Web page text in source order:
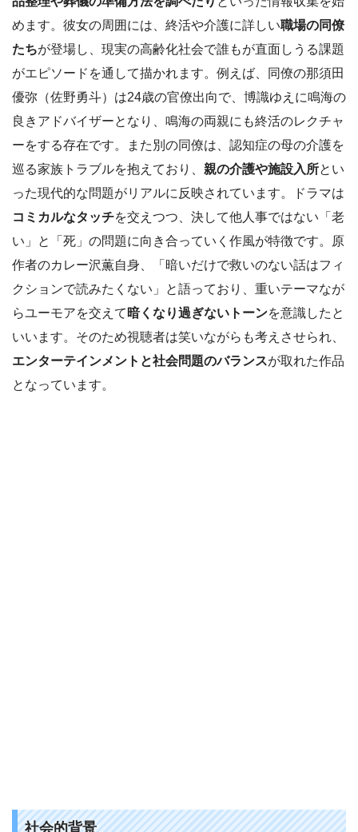
めます。彼女の周囲には、終活や介護に詳しい職場の同僚
たちが登場し、現実の高齢化社会で誰もが直面しうる課題
がエピソードを通して描かれます。例えば、同僚の那須田
優弥（佐野勇斗）は24歳の官僚出向で、博識ゆえに鳴海の
良きアドバイザーとなり、鳴海の両親にも終活のレクチャ
ーをする存在です。また別の同僚は、認知症の母の介護を
巡る家族トラブルを抱えており、 親の介護や施設入所とい
った現代的な問題がリアルに反映されています。ドラマは
コミカルなタッチを交えつつ、決して他人事ではない「老
い」と「死」の問題に向き合っていく作風が特徴です。原
作者のカレー沢薫自身、「暗いだけで救いのない話はフィ
クションで読みたくない」と語っており、重いテーマなが
らユーモアを交えて 暗くなり過ぎないトーンを意識したと
いいます。そのため視聴者は笑いながらも考えさせられ、
エンターテインメントと社会問題のバランスが取れた作品
となっています。
社会的背景